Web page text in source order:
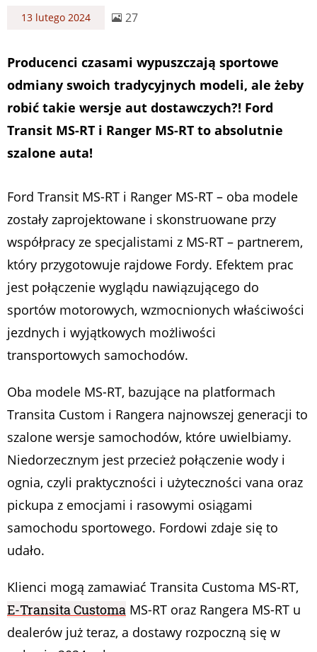
13 lutego 2024 27
Producenci czasami wypuszczają sportowe
odmiany swoich tradycyjnych modeli, ale żeby
robić takie wersje aut dostawczych?! Ford
Transit MS-RT i Ranger MS-RT to absolutnie
szalone auta!
Ford Transit MS-RT i Ranger MS-RT – oba modele
zostały zaprojektowane i skonstruowane przy
współpracy ze specjalistami z MS-RT – partnerem,
który przygotowuje rajdowe Fordy. Efektem prac
jest połączenie wyglądu nawiązującego do
sportów motorowych, wzmocnionych właściwości
jezdnych i wyjątkowych możliwości
transportowych samochodów.
Oba modele MS-RT, bazujące na platformach
Transita Custom i Rangera najnowszej generacji to
szalone wersje samochodów, które uwielbiamy.
Niedorzecznym jest przecież połączenie wody i
ognia, czyli praktyczności i użyteczności vana oraz
pickupa z emocjami i rasowymi osiągami
samochodu sportowego. Fordowi zdaje się to
udało.
Klienci mogą zamawiać Transita Customa MS-RT,
E-Transita Customa MS-RT oraz Rangera MS-RT u
dealerów już teraz, a dostawy rozpoczną się w